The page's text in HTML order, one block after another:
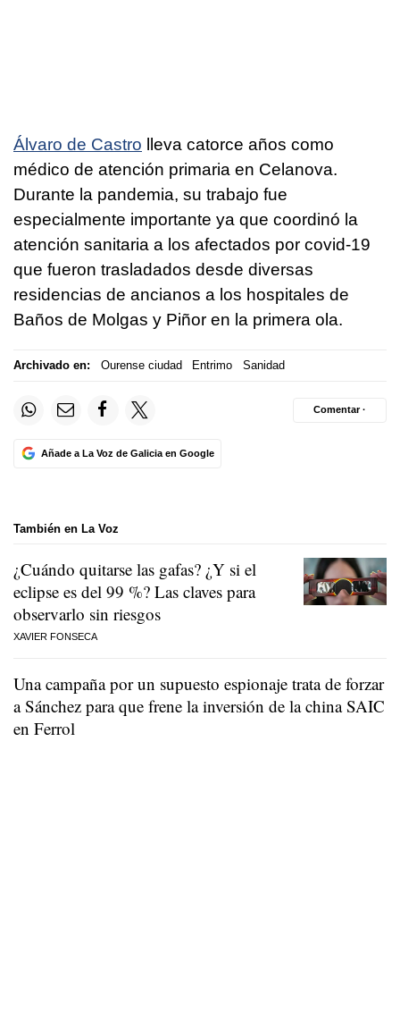
Álvaro de Castro lleva catorce años como
médico de atención primaria en Celanova.
Durante la pandemia, su trabajo fue
especialmente importante ya que coordinó la
atención sanitaria a los afectados por covid-19
que fueron trasladados desde diversas
residencias de ancianos a los hospitales de
Baños de Molgas y Piñor en la primera ola.
Archivado en: Ourense ciudad Entrimo Sanidad
Añade a La Voz de Galicia en Google
Comentar ·
También en La Voz
¿Cuándo quitarse las gafas? ¿Y si el
eclipse es del 99 %? Las claves para
observarlo sin riesgos
XAVIER FONSECA
Una campaña por un supuesto espionaje trata de forzar
a Sánchez para que frene la inversión de la china SAIC
en Ferrol